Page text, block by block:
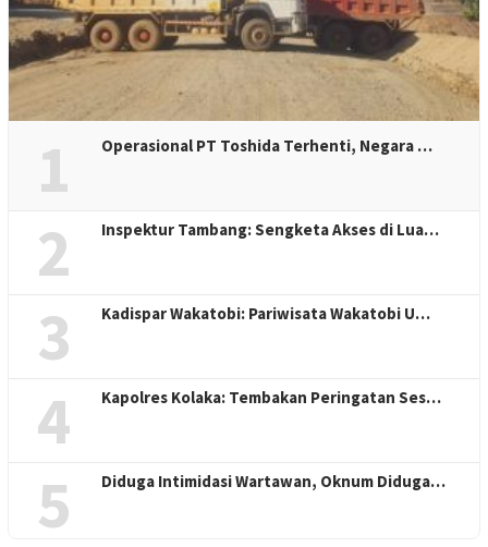
1 Operasional PT Toshida Terhenti, Negara …
2 Inspektur Tambang: Sengketa Akses di Lua…
3 Kadispar Wakatobi: Pariwisata Wakatobi U…
4 Kapolres Kolaka: Tembakan Peringatan Ses…
5 Diduga Intimidasi Wartawan, Oknum Diduga…